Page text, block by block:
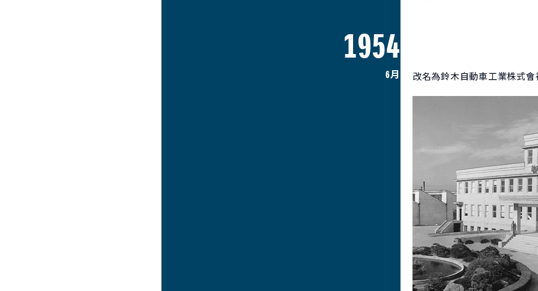
1954
6月 改名為鈴木自動車工業株式會